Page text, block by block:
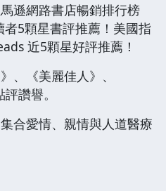
遜網路書店暢銷排行榜
5顆星書評推薦！美國指
近5顆星好評推薦！
、《美麗佳人》、
讚譽。
合愛情、親情與人道醫療